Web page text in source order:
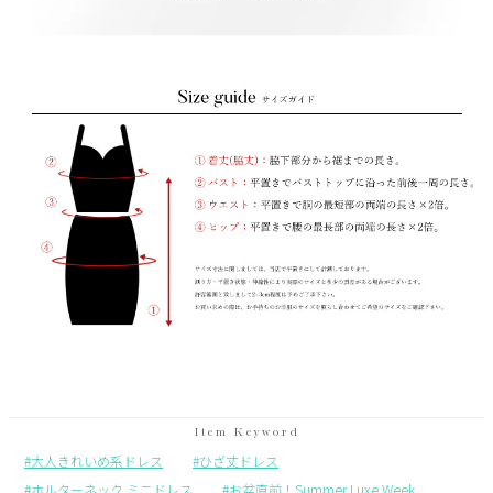
大人きれいめ系ドレス
ひざ丈ドレス
ホルターネック ミニドレス
お盆直前！Summer Luxe Week